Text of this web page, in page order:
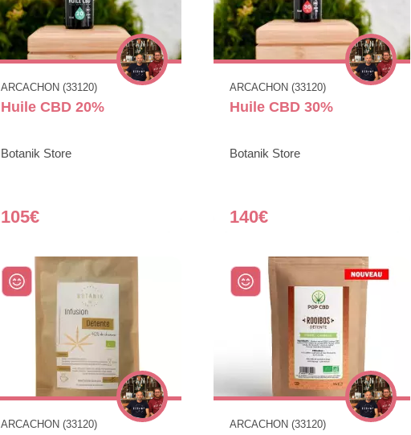
ARCACHON (33120)
Huile CBD 20%
Botanik Store
105€
ARCACHON (33120)
Huile CBD 30%
Botanik Store
140€
ARCACHON (33120) ARCACHON (33120)